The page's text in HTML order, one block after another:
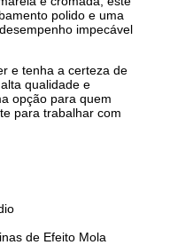
polido e uma
impecável
e tenha a certeza de
qualidade e
opção para quem
para trabalhar com
de Efeito Mola